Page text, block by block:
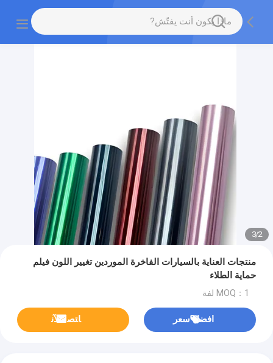
2
/
3
منتجات العناية بالسيارات الفاخرة الموردين تغيير اللون فيلم
حماية الطلاء
MOQ：1 لفة
افضل سعر ﺎﺘﺼﻟ ﺍﻶﻧ